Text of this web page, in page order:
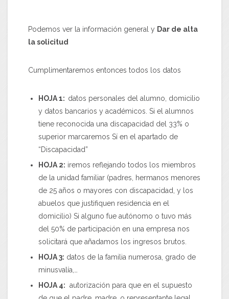
Podemos ver la información general y Dar de alta
la solicitud
Cumplimentaremos entonces todos los datos
HOJA 1: datos personales del alumno, domicilio
y datos bancarios y académicos. Si el alumnos
tiene reconocida una discapacidad del 33% o
superior marcaremos Sí en el apartado de
“Discapacidad”
HOJA 2: iremos reflejando todos los miembros
de la unidad familiar (padres, hermanos menores
de 25 años o mayores con discapacidad, y los
abuelos que justifiquen residencia en el
domicilio) Si alguno fue autónomo o tuvo más
del 50% de participación en una empresa nos
solicitará que añadamos los ingresos brutos.
HOJA 3: datos de la familia numerosa, grado de
minusvalía,…
HOJA 4: autorización para que en el supuesto